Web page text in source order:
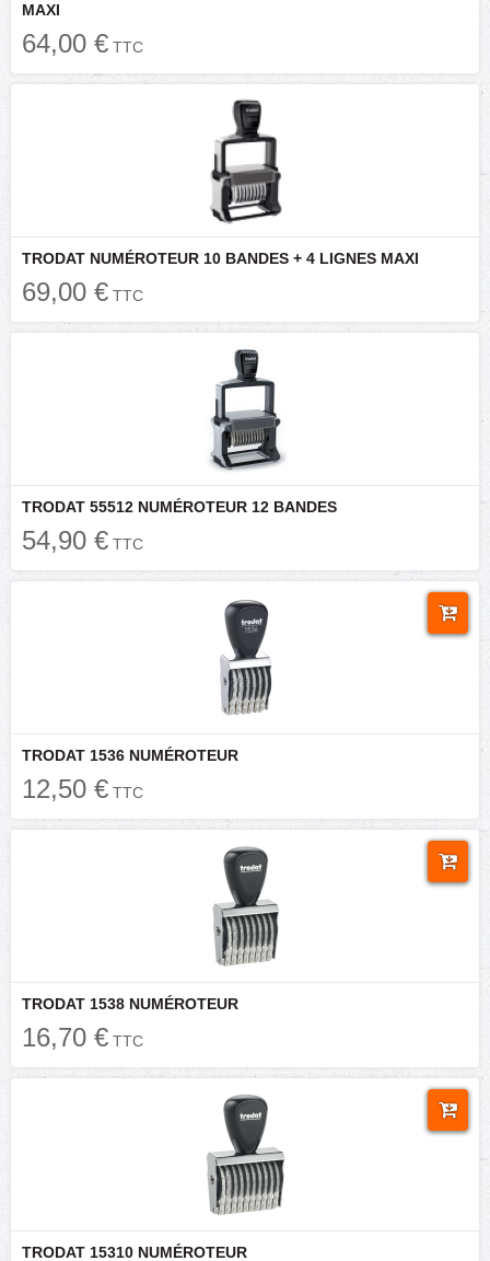
MAXI
64,00 € TTC
TRODAT NUMÉROTEUR 10 BANDES + 4 LIGNES MAXI
69,00 € TTC
TRODAT 55512 NUMÉROTEUR 12 BANDES
54,90 € TTC
TRODAT 1536 NUMÉROTEUR
12,50 € TTC
TRODAT 1538 NUMÉROTEUR
16,70 € TTC
TRODAT 15310 NUMÉROTEUR